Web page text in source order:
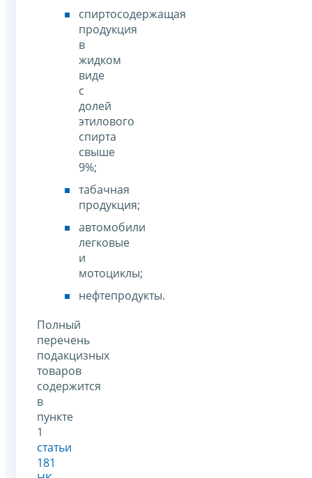
спиртосодержащая
продукция
в
жидком
виде
с
долей
этилового
спирта
свыше
9%;
табачная
продукция;
автомобили
легковые
и
мотоциклы;
нефтепродукты.
Полный
перечень
подакцизных
товаров
содержится
в
пункте
1
статьи
181